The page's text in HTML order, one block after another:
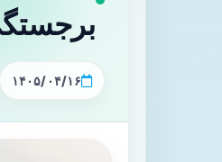
۱۴۰۵/۰۴/۱۶